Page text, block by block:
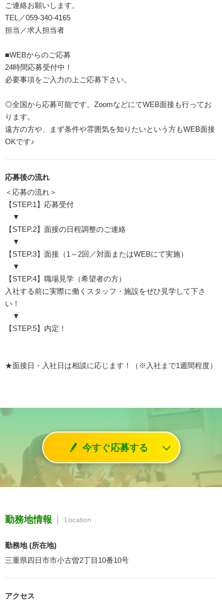
ご連絡お願いします。
TEL／059-340-4165
担当／求人担当者
■WEBからのご応募
24時間応募受付中！
必要事項をご入力の上ご応募下さい。
◎全国から応募可能です。ZoomなどにてWEB面接も行ってお
ります。
遠方の方や、まず条件や雰囲気を知りたいという方もWEB面接
OKです♪
応募後の流れ
＜応募の流れ＞
【STEP.1】応募受付
▼
【STEP.2】面接の日程調整のご連絡
▼
【STEP.3】面接（1～2回／対面またはWEBにて実施）
▼
【STEP.4】職場見学（希望者の方）
入社する前に実際に働くスタッフ・施設をぜひ見学して下さ
い！
▼
【STEP.5】内定！
★面接日・入社日は相談に応じます！（※入社まで1週間程度）
今すぐ応募する
勤務地情報 Location
勤務地 (所在地)
三重県四日市市小古曽2丁目10番10号
アクセス